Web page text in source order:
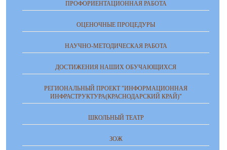
ПРОФОРИЕНТАЦИОННАЯ РАБОТА
ОЦЕНОЧНЫЕ ПРОЦЕДУРЫ
НАУЧНО-МЕТОДИЧЕСКАЯ РАБОТА
ДОСТИЖЕНИЯ НАШИХ ОБУЧАЮЩИХСЯ
РЕГИОНАЛЬНЫЙ ПРОЕКТ "ИНФОРМАЦИОННАЯ
ИНФРАСТРУКТУРА(КРАСНОДАРСКИЙ КРАЙ)"
ШКОЛЬНЫЙ ТЕАТР
ЗОЖ